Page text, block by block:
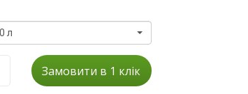
л
Замовити в 1 клік